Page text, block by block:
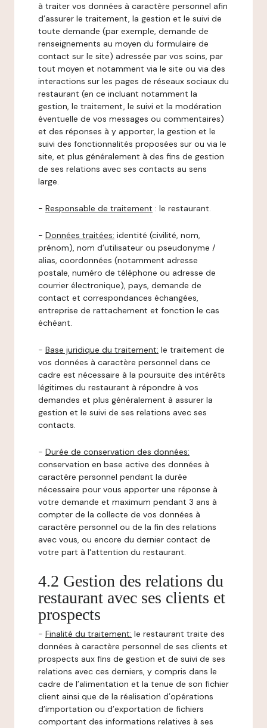
à traiter vos données à caractère personnel afin
d’assurer le traitement, la gestion et le suivi de
toute demande (par exemple, demande de
renseignements au moyen du formulaire de
contact sur le site) adressée par vos soins, par
tout moyen et notamment via le site ou via des
interactions sur les pages de réseaux sociaux du
restaurant (en ce incluant notamment la
gestion, le traitement, le suivi et la modération
éventuelle de vos messages ou commentaires)
et des réponses à y apporter, la gestion et le
suivi des fonctionnalités proposées sur ou via le
site, et plus généralement à des fins de gestion
de ses relations avec ses contacts au sens
large.
- Responsable de traitement : le restaurant.
- Données traitées: identité (civilité, nom,
prénom), nom d’utilisateur ou pseudonyme /
alias, coordonnées (notamment adresse
postale, numéro de téléphone ou adresse de
courrier électronique), pays, demande de
contact et correspondances échangées,
entreprise de rattachement et fonction le cas
échéant.
- Base juridique du traitement: le traitement de
vos données à caractère personnel dans ce
cadre est nécessaire à la poursuite des intérêts
légitimes du restaurant à répondre à vos
demandes et plus généralement à assurer la
gestion et le suivi de ses relations avec ses
contacts.
- Durée de conservation des données:
conservation en base active des données à
caractère personnel pendant la durée
nécessaire pour vous apporter une réponse à
votre demande et maximum pendant 3 ans à
compter de la collecte de vos données à
caractère personnel ou de la fin des relations
avec vous, ou encore du dernier contact de
votre part à l'attention du restaurant.
4.2 Gestion des relations du
restaurant avec ses clients et
prospects
- Finalité du traitement: le restaurant traite des
données à caractère personnel de ses clients et
prospects aux fins de gestion et de suivi de ses
relations avec ces derniers, y compris dans le
cadre de l’alimentation et la tenue de son fichier
client ainsi que de la réalisation d’opérations
d’importation ou d’exportation de fichiers
comportant des informations relatives à ses